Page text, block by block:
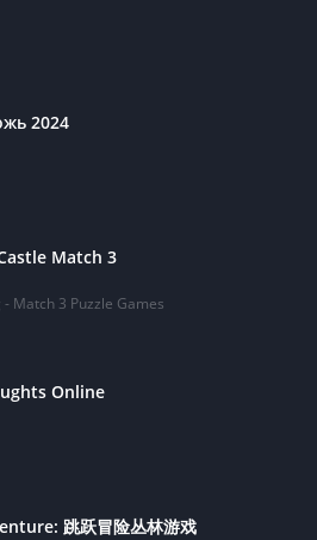
2024
Match 3
Match 3 Puzzle Games
Online
跳跃冒险丛林游戏